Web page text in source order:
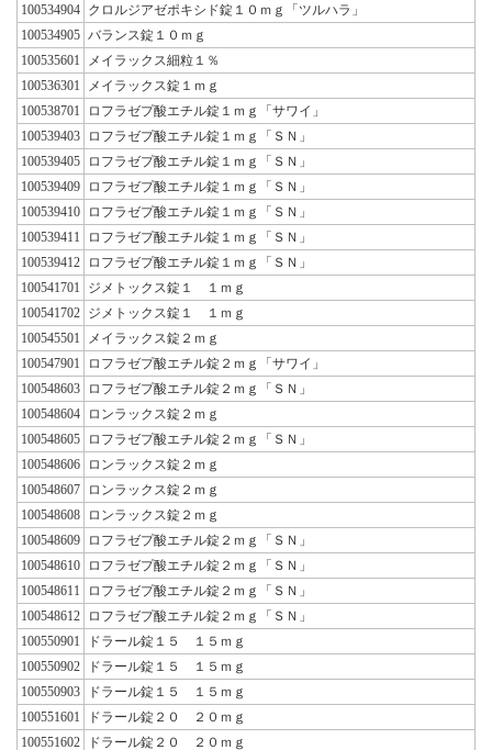
100534904 クロルジアゼポキシド錠１０ｍｇ「ツルハラ」
100534905 バランス錠１０ｍｇ
100535601
メイラックス細粒１％
100536301
メイラックス錠１ｍｇ
100538701
ロフラゼプ酸エチル錠１ｍｇ「サワイ」
100539403
ロフラゼプ酸エチル錠１ｍｇ「ＳＮ」
100539405
ロフラゼプ酸エチル錠１ｍｇ「ＳＮ」
100539409
ロフラゼプ酸エチル錠１ｍｇ「ＳＮ」
100539410
ロフラゼプ酸エチル錠１ｍｇ「ＳＮ」
100539411
ロフラゼプ酸エチル錠１ｍｇ「ＳＮ」
100539412
ロフラゼプ酸エチル錠１ｍｇ「ＳＮ」
100541701
ジメトックス錠１ １ｍｇ
100541702 ジメトックス錠１ １ｍｇ
100545501
メイラックス錠２ｍｇ
100547901
ロフラゼプ酸エチル錠２ｍｇ「サワイ」
100548603
ロフラゼプ酸エチル錠２ｍｇ「ＳＮ」
100548604
ロンラックス錠２ｍｇ
100548605
ロフラゼプ酸エチル錠２ｍｇ「ＳＮ」
100548606
ロンラックス錠２ｍｇ
100548607
ロンラックス錠２ｍｇ
100548608
ロンラックス錠２ｍｇ
100548609
ロフラゼプ酸エチル錠２ｍｇ「ＳＮ」
100548610
ロフラゼプ酸エチル錠２ｍｇ「ＳＮ」
100548611
ロフラゼプ酸エチル錠２ｍｇ「ＳＮ」
100548612
ロフラゼプ酸エチル錠２ｍｇ「ＳＮ」
100550901
ドラール錠１５ １５ｍｇ
100550902
ドラール錠１５ １５ｍｇ
100550903
ドラール錠１５ １５ｍｇ
100551601
ドラール錠２０ ２０ｍｇ
100551602
ドラール錠２０ ２０ｍｇ